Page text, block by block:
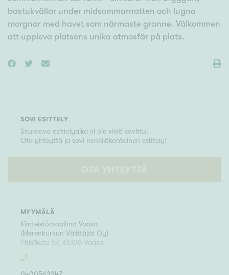
bastukvällar under midsommarnatten och lugna
morgnar med havet som närmaste granne. Välkommen
SOVI ESITTELY
Seuraava esittelyaika ei ole vielä sovittu.
Ota yhteyttä ja sovi henkilökohtainen esittely!
OTA YHTEYTTÄ
MYYMÄLÄ
Kiinteistömaailma Vaasa
(Merenkurkun Välittäjät Oy)
Pitkäkatu 57, 65100 Vaasa